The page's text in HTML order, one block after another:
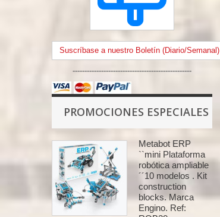
Suscríbase a nuestro Boletín (Diario/Semanal)
--------------------------------------------------
PROMOCIONES ESPECIALES
Metabot ERP
``mini Plataforma
robótica ampliable
´´10 modelos . Kit
construction
blocks. Marca
Engino. Ref: